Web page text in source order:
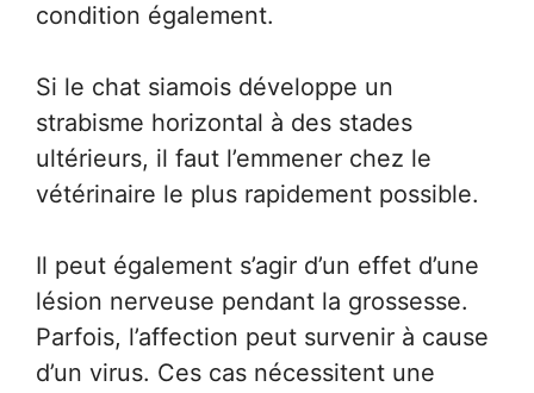
condition également.
Si le chat siamois développe un
strabisme horizontal à des stades
ultérieurs, il faut l’emmener chez le
vétérinaire le plus rapidement possible.
Il peut également s’agir d’un effet d’une
lésion nerveuse pendant la grossesse.
Parfois, l’affection peut survenir à cause
d’un virus. Ces cas nécessitent une